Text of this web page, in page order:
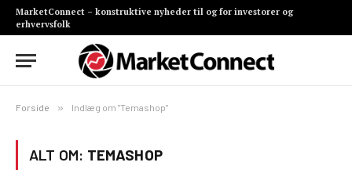
MarketConnect – konstruktive nyheder til og for investorer og
erhvervsfolk
Forside » Indlæg om "Temashop"
ALT OM: TEMASHOP